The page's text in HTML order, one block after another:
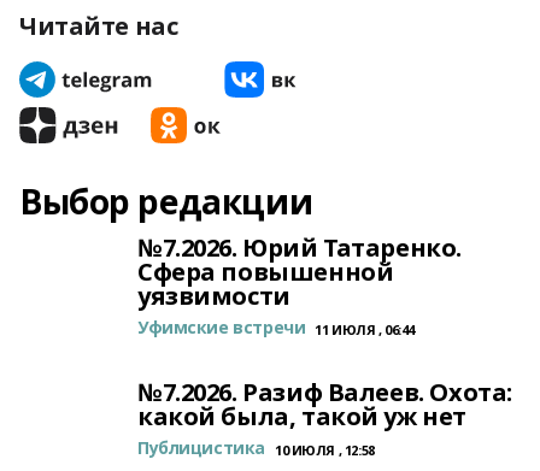
Читайте нас
Выбор редакции
№7.2026. Юрий Татаренко.
Сфера повышенной
уязвимости
Уфимские встречи 11 ИЮЛЯ , 06:44
№7.2026. Разиф Валеев. Охота:
какой была, такой уж нет
Публицистика 10 ИЮЛЯ , 12:58